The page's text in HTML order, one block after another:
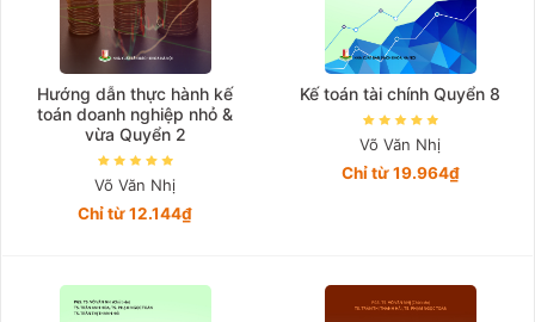
Hướng dẫn thực hành kế
toán doanh nghiệp nhỏ &
vừa Quyển 2
Võ Văn Nhị
Chỉ từ 12.144₫
Kế toán tài chính Quyển 8
Võ Văn Nhị
Chỉ từ 19.964₫